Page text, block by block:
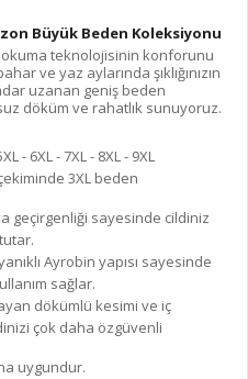
Büyük Beden Koleksiyonu
teknolojisinin konforunu
ve yaz aylarında şıklığınızın
uzanan geniş beden
döküm ve rahatlık sunuyoruz.
- 6XL - 7XL - 8XL - 9XL
3XL beden
geçirgenliği sayesinde cildiniz
Ayrobin yapısı sayesinde
sağlar.
dökümlü kesimi ve iç
çok daha özgüvenli
uygundur.